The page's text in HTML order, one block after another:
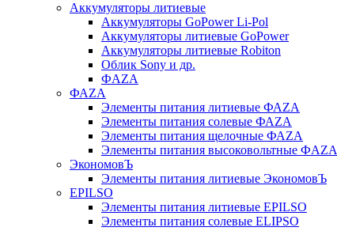
Аккумуляторы литиевые
Аккумуляторы GoPower Li-Pol
Аккумуляторы литиевые GoPower
Аккумуляторы литиевые Robiton
Облик Sony и др.
ФAZA
ФАZA
Элементы питания литиевые ФАZА
Элементы питания солевые ФАZА
Элементы питания щелочные ФАZА
Элементы питания высоковольтные ФAZA
ЭкономовЪ
Элементы питания литиевые ЭкономовЪ
EPILSO
Элементы питания литиевые EPILSO
Элементы питания солевые ELIPSO